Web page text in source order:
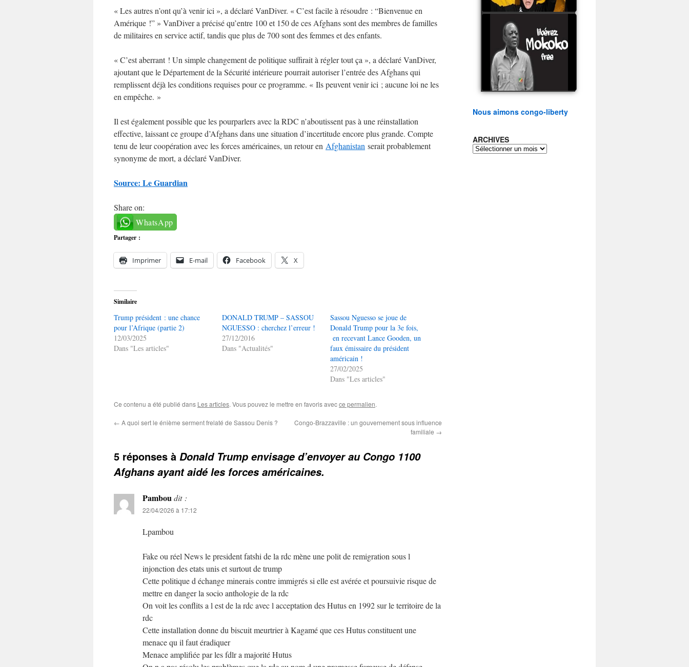
« Les autres n’ont qu’à venir ici », a déclaré VanDiver. « C’est facile à résoudre : “Bienvenue en
Amérique !” » VanDiver a précisé qu’entre 100 et 150 de ces Afghans sont des membres de familles
de militaires en service actif, tandis que plus de 700 sont des femmes et des enfants.
« C’est aberrant ! Un simple changement de politique suffirait à régler tout ça », a déclaré VanDiver,
ajoutant que le Département de la Sécurité intérieure pourrait autoriser l’entrée des Afghans qui
remplissent déjà les conditions requises pour ce programme. « Ils peuvent venir ici ; aucune loi ne les
en empêche. »
Il est également possible que les pourparlers avec la RDC n’aboutissent pas à une réinstallation
effective, laissant ce groupe d’Afghans dans une situation d’incertitude encore plus grande. Compte
tenu de leur coopération avec les forces américaines, un retour en Afghanistan serait probablement
synonyme de mort, a déclaré VanDiver.
Source: Le Guardian
Share on:
WhatsApp
Partager :
Imprimer E-mail Facebook X
Similaire
Trump président : une chance
pour l’Afrique (partie 2)
12/03/2025
Dans "Les articles"
DONALD TRUMP – SASSOU
NGUESSO : cherchez l’erreur !
27/12/2016
Dans "Actualités"
Sassou Nguesso se joue de
Donald Trump pour la 3e fois,
en recevant Lance Gooden, un
faux émissaire du président
américain !
27/02/2025
Dans "Les articles"
Ce contenu a été publié dans Les articles. Vous pouvez le mettre en favoris avecce permalien.
← A quoi sert le énième serment frelaté de Sassou Denis ?
Congo-Brazzaville : un gouvernement sous influence
familiale →
5 réponses à Donald Trump envisage d’envoyer au Congo 1100
Afghans ayant aidé les forces américaines.
Pamboudit :
22/04/2026 à 17:12
Lpambou
Fake ou réel News le president fatshi de la rdc mène une polit de remigration sous l
injonction des etats unis et surtout de trump
Cette politique d échange minerais contre immigrés si elle est avérée et poursuivie risque de
mettre en danger la socio anthologie de la rdc
On voit les conflits a l est de la rdc avec l acceptation des Hutus en 1992 sur le territoire de la
rdc
Cette installation donne du biscuit meurtrier à Kagamé que ces Hutus constituent une
menace qu il faut éradiquer
Menace amplifiée par les fdlr a majorité Hutus
Le Général Mokoko est
l'unique légitimité
présidentielle du peuple
congolais
watch video
Nous aimons congo-liberty
ARCHIVES
ARCHIVES